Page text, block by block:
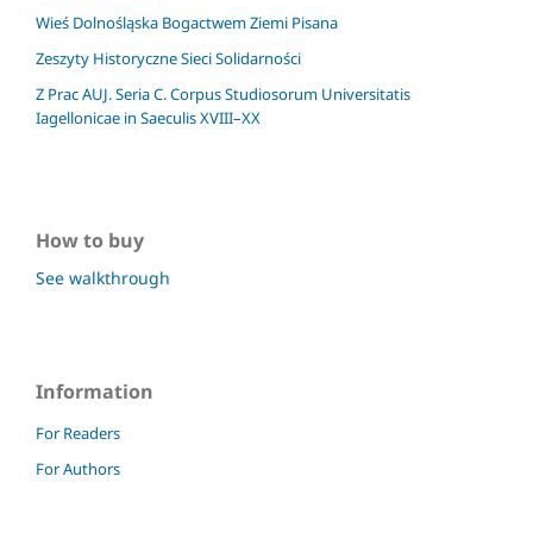
Wieś Dolnośląska Bogactwem Ziemi Pisana
Zeszyty Historyczne Sieci Solidarności
Z Prac AUJ. Seria C. Corpus Studiosorum Universitatis
Iagellonicae in Saeculis XVIII–XX
How to buy
See walkthrough
Information
For Readers
For Authors